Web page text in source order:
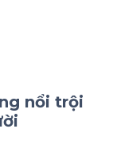
nổi trội